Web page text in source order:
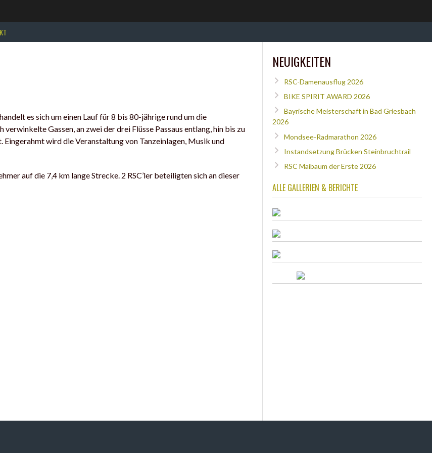
es sich um einen Lauf für 8 bis 80-jährige rund um die
Gassen, an zwei der drei Flüsse Passaus entlang, hin bis zu
Eingerahmt wird die Veranstaltung von Tanzeinlagen, Musik und
auf die 7,4 km lange Strecke. 2 RSC’ler beteiligten sich an dieser
NEUIGKEITEN
RSC-Damenausflug 2026
BIKE SPIRIT AWARD 2026
Bayrische Meisterschaft in Bad Griesbach
2026
Mondsee-Radmarathon 2026
Instandsetzung Brücken Steinbruchtrail
RSC Maibaum der Erste 2026
ALLE GALLERIEN & BERICHTE